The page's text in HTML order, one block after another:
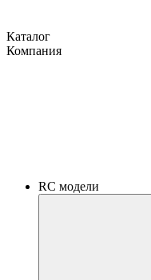
Каталог
Компания
RC модели